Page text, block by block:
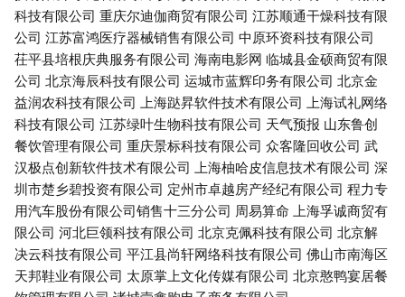
科技有限公司 重庆尔迪伽商贸有限公司 江苏顺通干燥科技有限
公司 江苏富鸿医疗器械销售有限公司 中原环资科技有限公司
茌平县培根庆典服务有限公司 海南电影网 临城县金硕商贸有限
公司 北京海辰科技有限公司 运城市蓝辉印务有限公司 北京金
益润农科技有限公司 上海跶昇软件技术有限公司 上海试礼网络
科技有限公司 江苏绿叶生物科技有限公司 天气预报 山东鲁创
餐饮管理有限公司 重庆景标科技有限公司 众客隆回收公司 武
汉极点创新软件技术有限公司 上海柚哈皮信息技术有限公司 深
圳市楚乡碧投资有限公司 定州市卓越房产经纪有限公司 程力专
用汽车股份有限公司销售十三分公司 周易算命 上海孚诚商贸有
限公司 河北巨领科技有限公司 北京克佩科技有限公司 北京解
决云科技有限公司 平江县尚轩网络科技有限公司 佛山市南海区
天邦鞋业有限公司 太原掌上文化传媒有限公司 北京憨鸭宴居餐